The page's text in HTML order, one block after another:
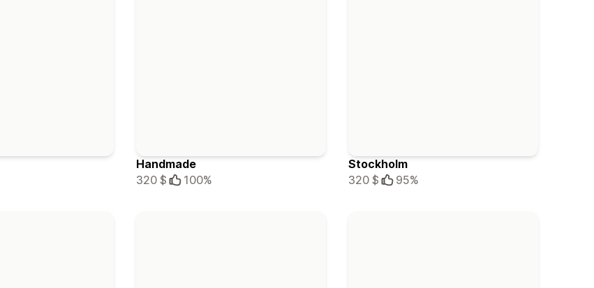
Handmade
320 $
100%
Stockholm
320 $
95%